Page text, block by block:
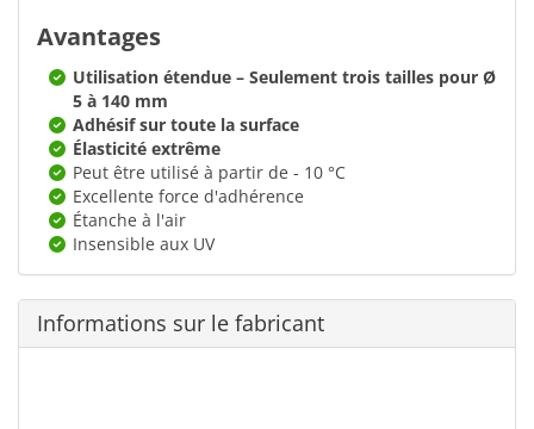
Avantages
Utilisation étendue – Seulement trois tailles pour Ø
5 à 140 mm
Adhésif sur toute la surface
Élasticité extrême
Peut être utilisé à partir de - 10 °C
Excellente force d'adhérence
Étanche à l'air
Insensible aux UV
Informations sur le fabricant